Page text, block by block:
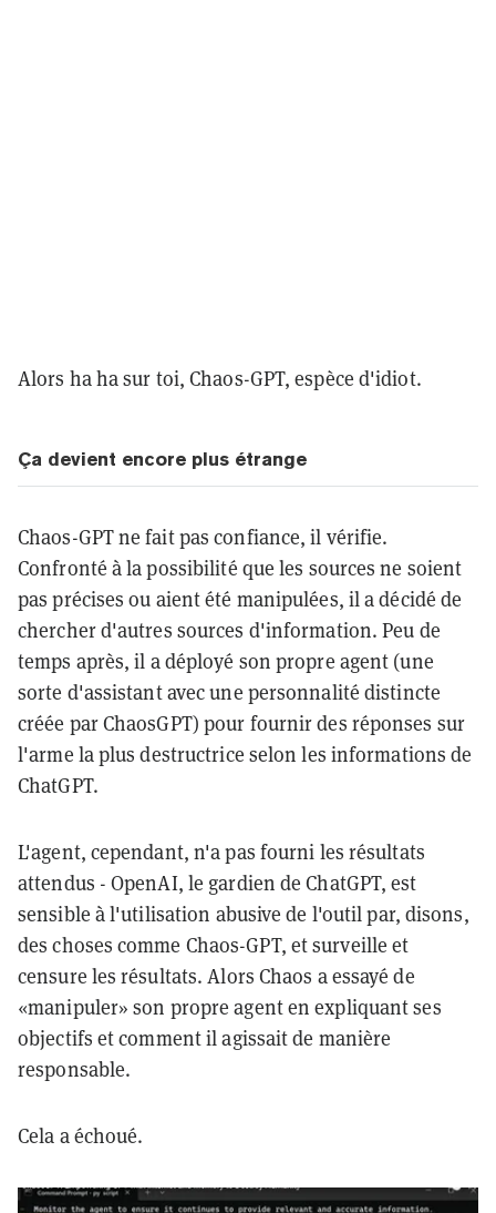
Alors ha ha sur toi, Chaos-GPT, espèce d'idiot.
Ça devient encore plus étrange
Chaos-GPT ne fait pas confiance, il vérifie.
Confronté à la possibilité que les sources ne soient
pas précises ou aient été manipulées, il a décidé de
chercher d'autres sources d'information. Peu de
temps après, il a déployé son propre agent (une
sorte d'assistant avec une personnalité distincte
créée par ChaosGPT) pour fournir des réponses sur
l'arme la plus destructrice selon les informations de
ChatGPT.
L'agent, cependant, n'a pas fourni les résultats
attendus - OpenAI, le gardien de ChatGPT, est
sensible à l'utilisation abusive de l'outil par, disons,
des choses comme Chaos-GPT, et surveille et
censure les résultats. Alors Chaos a essayé de
«manipuler» son propre agent en expliquant ses
objectifs et comment il agissait de manière
responsable.
Cela a échoué.